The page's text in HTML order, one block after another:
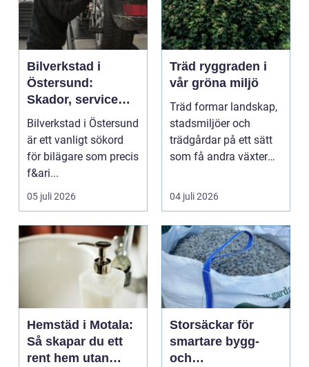
Bilverkstad i
Östersund:
Skador, service
och smarta val för
din bil
Bilverkstad i Östersund
är ett vanligt sökord
för bilägare som precis
f&ari...
05 juli 2026
Träd ryggraden i
vår gröna miljö
Träd formar landskap,
stadsmiljöer och
trädgårdar på ett sätt
som få andra växter
04 juli 2026
Hemstäd i Motala:
Så skapar du ett
rent hem utan
Storsäckar för
smartare bygg-
och